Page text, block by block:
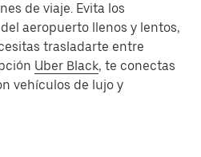
de viaje. Evita los
aeropuerto llenos y lentos,
trasladarte entre
Uber Black, te conectas
vehículos de lujo y